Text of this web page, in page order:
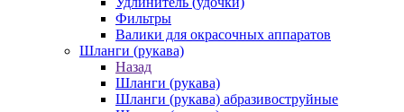
Фильтры
Валики для окрасочных аппаратов
Шланги (рукава)
Назад
Шланги (рукава)
Шланги (рукава) абразивоструйные